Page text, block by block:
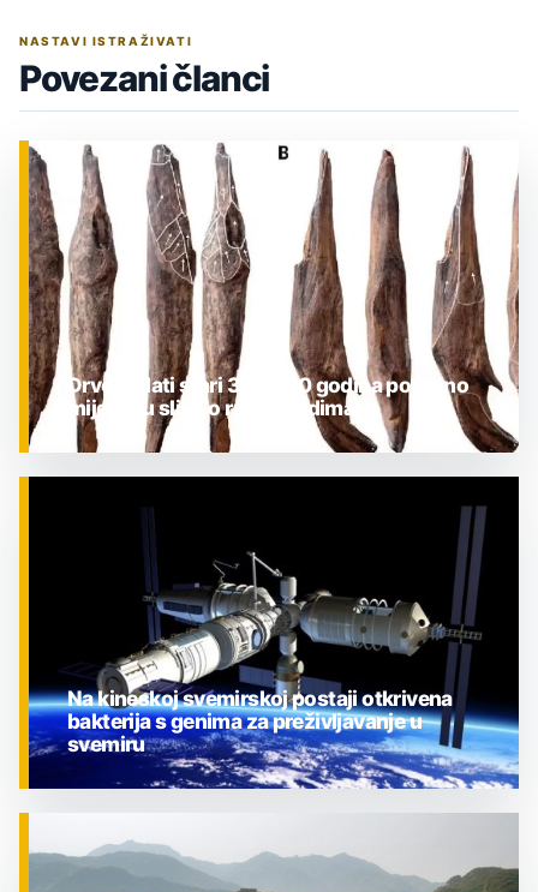
NASTAVI ISTRAŽIVATI
Povezani članci
ZNANOST
Drveni alati stari 300.000 godina potpuno
mijenjaju sliku o ranim ljudima
ZNANOST
Na kineskoj svemirskoj postaji otkrivena
bakterija s genima za preživljavanje u
svemiru